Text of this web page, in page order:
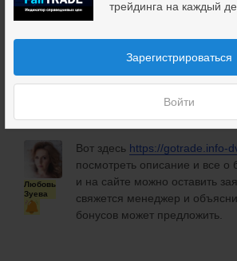
трейдинга на каждый
Зарегистрироваться
Войти
состоит?
Любовь
Зуева
Вот здесь https://gotrade.info-
посмотреть описание и все
и на сайте можно оставить
свяжется менеджер и
бонусов может предложить.